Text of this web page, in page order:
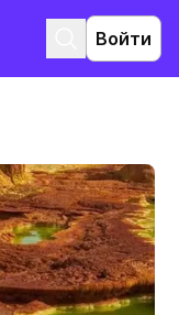
Войти